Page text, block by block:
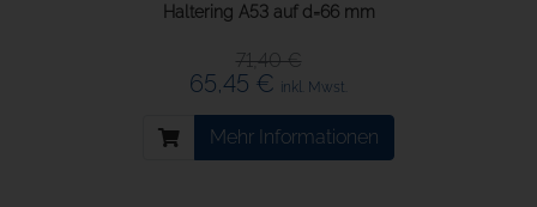
Haltering A53 auf d=66 mm
71,40 €
65,45 € inkl. Mwst.
Mehr Informationen